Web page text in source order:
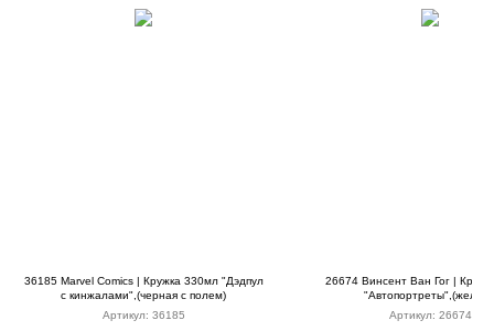
36185 Marvel Comics | Кружка 330мл "Дэдпул
с кинжалами",(черная с полем)
Артикул: 36185
26674 Винсент Ван Гог |
Артикул: 26674